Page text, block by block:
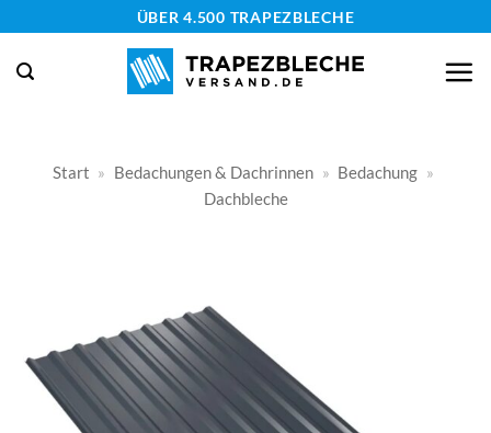
springen
ÜBER 4.500 TRAPEZBLECHE
Start » Bedachungen & Dachrinnen » Bedachung »
Dachbleche